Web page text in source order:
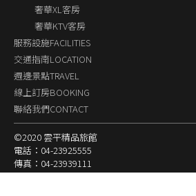
奢華XL客房
奢華KTV客房
服務設施FACILITIES
交通指南LOCATION
週邊景點TRAVEL
線上訂房BOOKING
聯絡我們CONTACT
©2020 雲平精品旅館
電話：04-23925555
傳真：04-23939111
E-mail：ease12201220@gmail.com